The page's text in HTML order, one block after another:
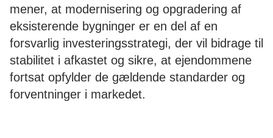
mener, at modernisering og opgradering af
eksisterende bygninger er en del af en
forsvarlig investeringsstrategi, der vil bidrage til
stabilitet i afkastet og sikre, at ejendommene
fortsat opfylder de gældende standarder og
forventninger i markedet.